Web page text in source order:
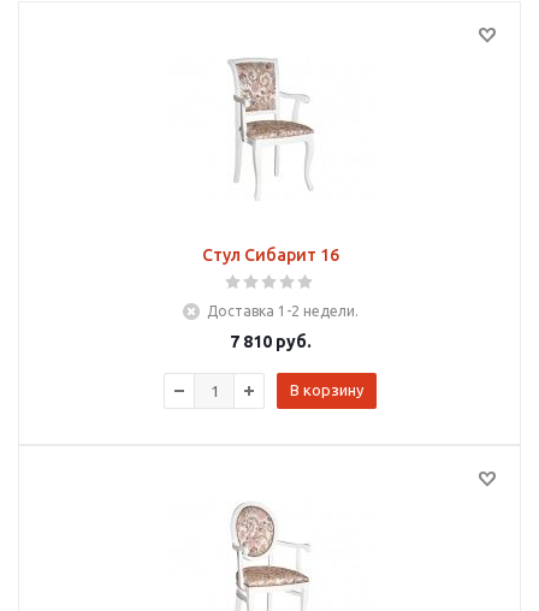
Стул Сибарит 16
Доставка 1-2 недели.
7 810руб.
В корзину